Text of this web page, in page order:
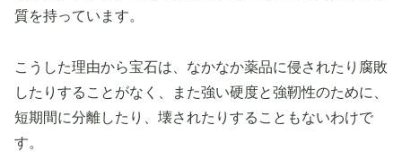
質を持っています。
こうした理由から宝石は、なかなか薬品に侵されたり腐敗
したりすることがなく、また強い硬度と強靭性のために、
短期間に分離したり、壊されたりすることもないわけで
す。